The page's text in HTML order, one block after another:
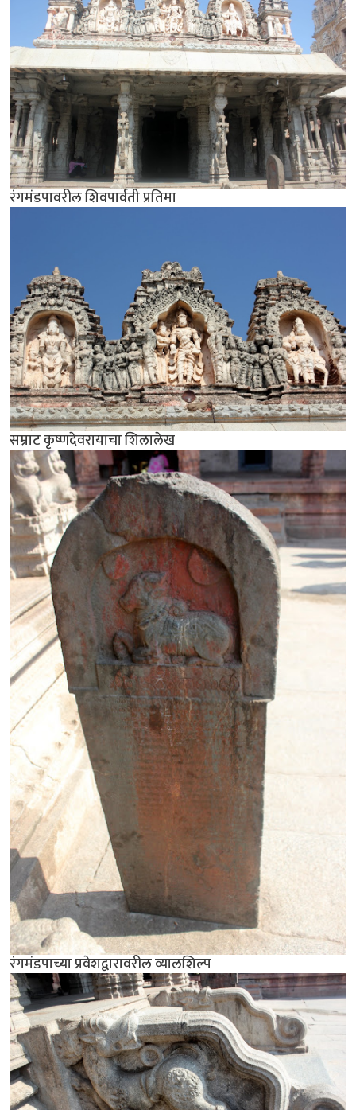
रंगमंडपावरील शिवपार्वती प्रतिमा
सम्राट कृष्णदेवरायाचा शिलालेख
रंगमंडपाच्या प्रवेशद्वारावरील व्यालशिल्प